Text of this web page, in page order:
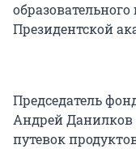
Президентской
Председатель
Андрей Данилков
путевок